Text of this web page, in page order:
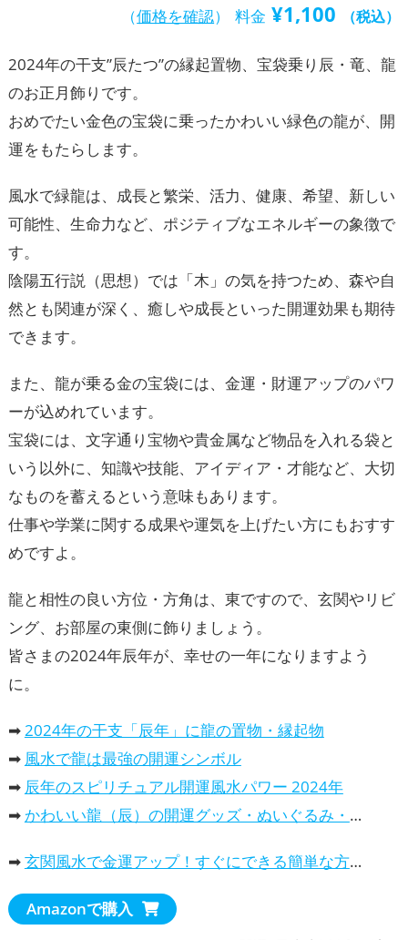
（価格を確認） 料金 ¥1,100 （税込）
2024年の干支”辰たつ”の縁起置物、宝袋乗り辰・竜、龍
のお正月飾りです。
おめでたい金色の宝袋に乗ったかわいい緑色の龍が、開
運をもたらします。
風水で緑龍は、成長と繁栄、活力、健康、希望、新しい
可能性、生命力など、ポジティブなエネルギーの象徴で
す。
陰陽五行説（思想）では「木」の気を持つため、森や自
然とも関連が深く、癒しや成長といった開運効果も期待
できます。
また、龍が乗る金の宝袋には、金運・財運アップのパワ
ーが込めれています。
宝袋には、文字通り宝物や貴金属など物品を入れる袋と
いう以外に、知識や技能、アイディア・才能など、大切
なものを蓄えるという意味もあります。
仕事や学業に関する成果や運気を上げたい方にもおすす
めですよ。
龍と相性の良い方位・方角は、東ですので、玄関やリビ
ング、お部屋の東側に飾りましょう。
皆さまの2024年辰年が、幸せの一年になりますよう
に。
➡2024年の干支「辰年」に龍の置物・縁起物
➡ 風水で龍は最強の開運シンボル
➡ 辰年のスピリチュアル開運風水パワー 2024年
➡ かわいい龍（辰）の開運グッズ・ぬいぐるみ・風水置物
➡玄関風水で金運アップ！すぐにできる簡単な方法
Amazonで購入